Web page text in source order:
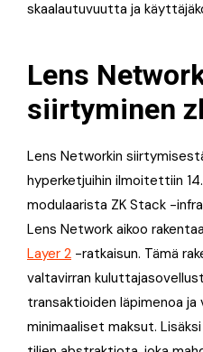
skaalautuvuutta ja
Lens
siirtyminen
Lens Networkin
hyperketjuihin ilmoitettiin
modulaarista ZK Stack -
Lens Network aikoo rakentaa
Layer 2 -ratkaisun. Tämä
valtavirran
transaktioiden läpimenoa ja
minimaaliset maksut.